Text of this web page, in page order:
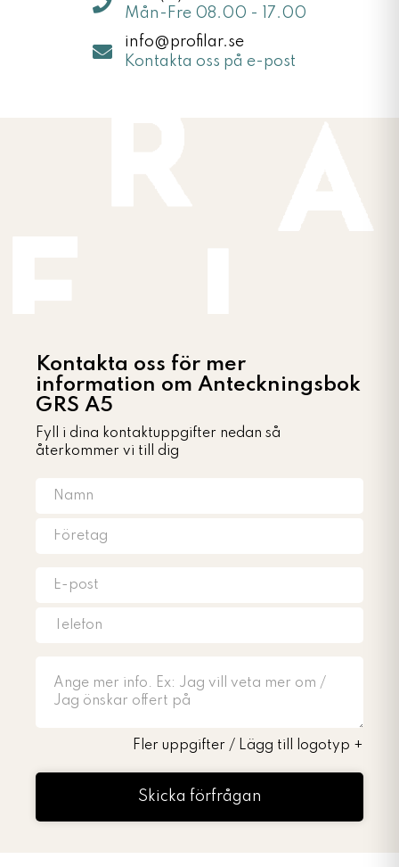
Mån-Fre 08.00 - 17.00
info@profilar.se
Kontakta oss på e-post
Kontakta oss för mer
information om Anteckningsbok
GRS A5
Fyll i dina kontaktuppgifter nedan så
återkommer vi till dig
Fler uppgifter / Lägg till logotyp +
Skicka förfrågan